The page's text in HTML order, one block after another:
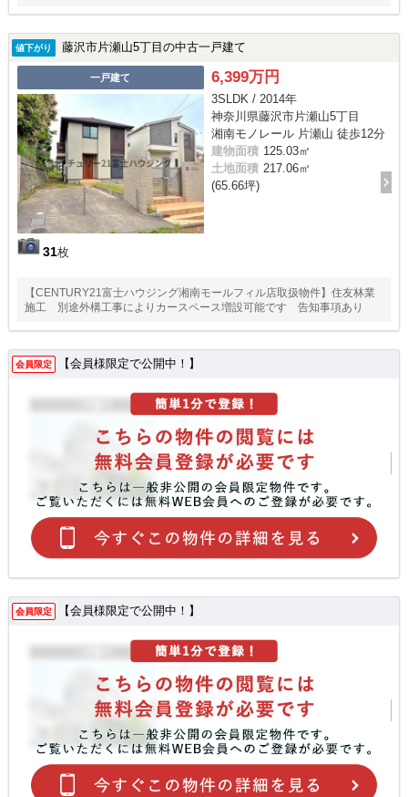
値下がり 藤沢市片瀬山5丁目の中古一戸建て
一戸建て
31枚
6,399万円
3SLDK / 2014年
神奈川県藤沢市片瀬山5丁目
湘南モノレール 片瀬山 徒歩12分
建物面積 125.03㎡
土地面積 217.06㎡
(65.66坪)
【CENTURY21富士ハウジング湘南モールフィル店取扱物件】住友林業
施工 別途外構工事によりカースペース増設可能です 告知事項あり
会員限定 【会員様限定で公開中！】
会員限定 【会員様限定で公開中！】